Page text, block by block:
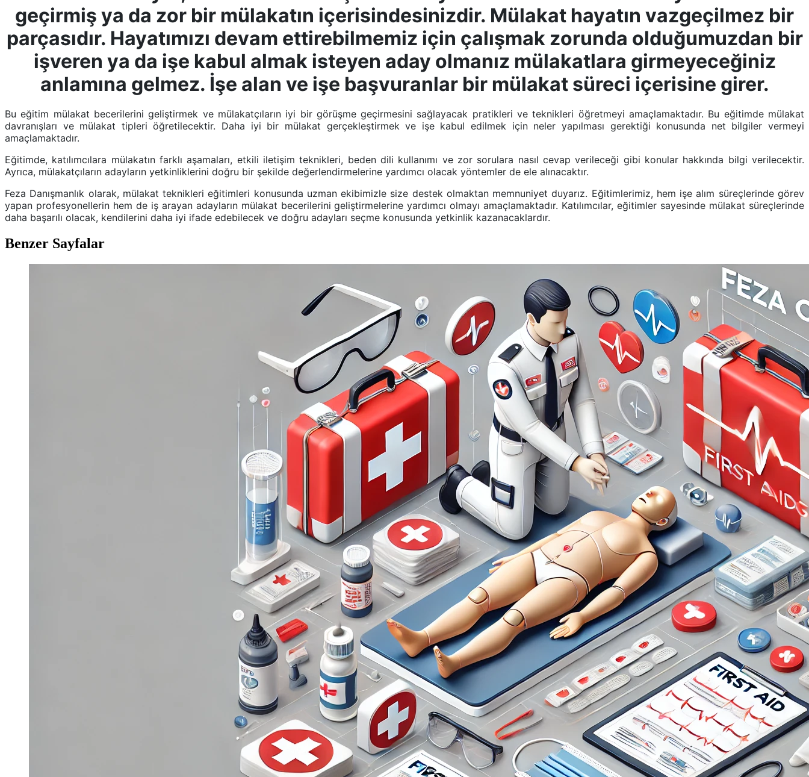
geçirmiş ya da zor bir mülakatın içerisindesinizdir. Mülakat hayatın vazgeçilmez bir
parçasıdır. Hayatımızı devam ettirebilmemiz için çalışmak zorunda olduğumuzdan bir
işveren ya da işe kabul almak isteyen aday olmanız mülakatlara girmeyeceğiniz
anlamına gelmez. İşe alan ve işe başvuranlar bir mülakat süreci içerisine girer.
Bu eğitim mülakat becerilerini geliştirmek ve mülakatçıların iyi bir görüşme geçirmesini sağlayacak pratikleri ve teknikleri öğretmeyi amaçlamaktadır. Bu eğitimde mülakat
davranışları ve mülakat tipleri öğretilecektir. Daha iyi bir mülakat gerçekleştirmek ve işe kabul edilmek için neler yapılması gerektiği konusunda net bilgiler vermeyi
amaçlamaktadır.
Eğitimde, katılımcılara mülakatın farklı aşamaları, etkili iletişim teknikleri, beden dili kullanımı ve zor sorulara nasıl cevap verileceği gibi konular hakkında bilgi verilecektir.
Ayrıca, mülakatçıların adayların yetkinliklerini doğru bir şekilde değerlendirmelerine yardımcı olacak yöntemler de ele alınacaktır.
Feza Danışmanlık olarak, mülakat teknikleri eğitimleri konusunda uzman ekibimizle size destek olmaktan memnuniyet duyarız. Eğitimlerimiz, hem işe alım süreçlerinde görev
yapan profesyonellerin hem de iş arayan adayların mülakat becerilerini geliştirmelerine yardımcı olmayı amaçlamaktadır. Katılımcılar, eğitimler sayesinde mülakat süreçlerinde
daha başarılı olacak, kendilerini daha iyi ifade edebilecek ve doğru adayları seçme konusunda yetkinlik kazanacaklardır.
Benzer Sayfalar